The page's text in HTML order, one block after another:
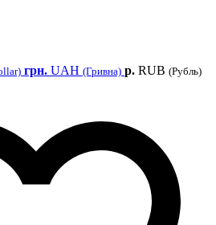
грн. UAH (Гривна) р. RUB (Рубль)